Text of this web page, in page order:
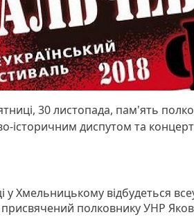
30 листопада, пам'ять
історичним диспутом та
у Хмельницькому відбудеться
полковнику УНР